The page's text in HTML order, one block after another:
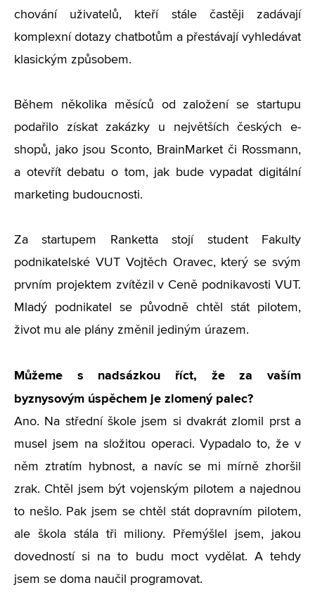
chování uživatelů, kteří stále častěji zadávají
komplexní dotazy chatbotům a přestávají vyhledávat
klasickým způsobem.
Během několika měsíců od založení se startupu
podařilo získat zakázky u největších českých e-
shopů, jako jsou Sconto, BrainMarket či Rossmann,
a otevřít debatu o tom, jak bude vypadat digitální
marketing budoucnosti.
Za startupem Ranketta stojí student Fakulty
podnikatelské VUT Vojtěch Oravec, který se svým
prvním projektem zvítězil v Ceně podnikavosti VUT.
Mladý podnikatel se původně chtěl stát pilotem,
život mu ale plány změnil jediným úrazem.
Můžeme s nadsázkou říct, že za vaším
byznysovým úspěchem je zlomený palec?
Ano. Na střední škole jsem si dvakrát zlomil prst a
musel jsem na složitou operaci. Vypadalo to, že v
něm ztratím hybnost, a navíc se mi mírně zhoršil
zrak. Chtěl jsem být vojenským pilotem a najednou
to nešlo. Pak jsem se chtěl stát dopravním pilotem,
ale škola stála tři miliony. Přemýšlel jsem, jakou
dovedností si na to budu moct vydělat. A tehdy
jsem se doma naučil programovat.